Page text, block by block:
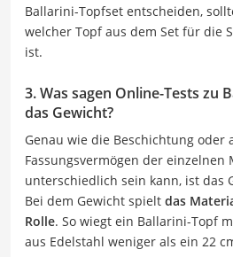
Ballarini-Topfset entscheiden,
welcher Topf aus dem Set für die
ist.
3. Was sagen Online-Tests zu
das Gewicht?
Genau wie die Beschichtung oder
Fassungsvermögen der einzelnen
unterschiedlich sein kann, ist das
Bei dem Gewicht spielt das
Rolle. So wiegt ein Ballarini-Topf
aus Edelstahl weniger als ein 22